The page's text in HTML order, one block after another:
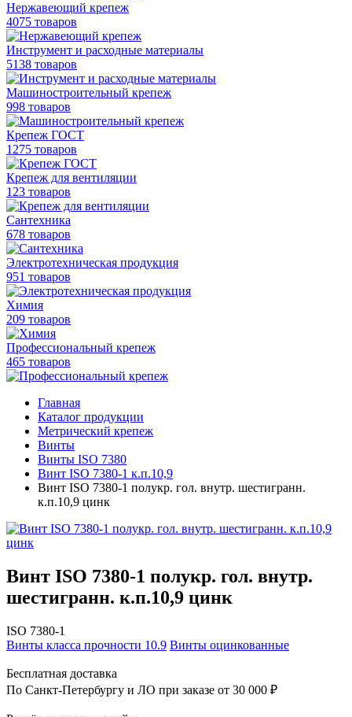
Нержавеющий крепеж
4075 товаров
Инструмент и расходные материалы
5138 товаров
Машиностроительный крепеж
998 товаров
Крепеж ГОСТ
1275 товаров
Крепеж для вентиляции
123 товаров
Сантехника
678 товаров
Электротехническая продукция
951 товаров
Химия
209 товаров
Профессиональный крепеж
465 товаров
Главная
Каталог продукции
Метрический крепеж
Винты
Винты ISO 7380
Винт ISO 7380-1 к.п.10,9
Винт ISO 7380-1 полукр. гол. внутр. шестигранн.
к.п.10,9 цинк
Винт ISO 7380-1 полукр. гол. внутр.
шестигранн. к.п.10,9 цинк
ISO 7380-1
Винты класса прочности 10.9 Винты оцинкованные
Бесплатная доставка
По Санкт-Петербургу и ЛО при заказе от 30 000 ₽